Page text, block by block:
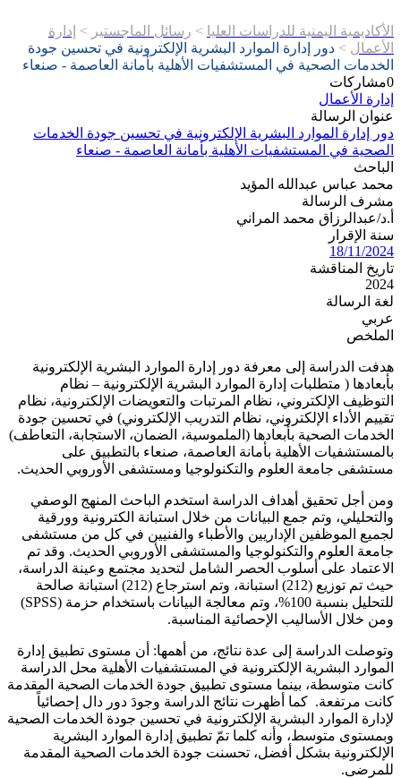
الأكاديمية اليمنية للدراسات العليا > رسائل الماجستير > إدارة
الأعمال > دور إدارة الموارد البشرية الإلكترونية في تحسين جودة
الخدمات الصحية في المستشفيات الأهلية بأمانة العاصمة - صنعاء
0مشاركات
إدارة الأعمال
عنوان الرسالة
دور إدارة الموارد البشرية الإلكترونية في تحسين جودة الخدمات
الصحية في المستشفيات الأهلية بأمانة العاصمة - صنعاء
الباحث
محمد عباس عبدالله المؤيد
مشرف الرسالة
أ.د/عبدالرزاق محمد المراني
سنة الإقرار
18/11/2024
تاريخ المناقشة
2024
لغة الرسالة
عربي
الملخص
هدفت الدراسة إلى معرفة دور إدارة الموارد البشرية الإلكترونية
بأبعادها ( متطلبات إدارة الموارد البشرية الإلكترونية – نظام
التوظيف الإلكتروني، نظام المرتبات والتعويضات الإلكترونية، نظام
تقييم الأداء الإلكتروني، نظام التدريب الإلكتروني) في تحسين جودة
الخدمات الصحية بأبعادها (الملموسية، الضمان، الاستجابة، التعاطف)
بالمستشفيات الأهلية بأمانة العاصمة، صنعاء بالتطبيق على
مستشفى جامعة العلوم والتكنولوجيا ومستشفى الأوروبي الحديث.
ومن أجل تحقيق أهداف الدراسة استخدم الباحث المنهج الوصفي
والتحليلي، وتم جمع البيانات من خلال استبانة الكترونية وورقية
لجميع الموظفين الإداريين والأطباء والفنيين في كل من مستشفى
جامعة العلوم والتكنولوجيا والمستشفى الأوروبي الحديث. وقد تم
الاعتماد على أسلوب الحصر الشامل لتحديد مجتمع وعينة الدراسة،
حيث تم توزيع (212) استبانة، وتم استرجاع (212) استبانة صالحة
للتحليل بنسبة 100%، وتم معالجة البيانات باستخدام حزمة (SPSS)
ومن خلال الأساليب الإحصائية المناسبة.
وتوصلت الدراسة إلى عدة نتائج، من أهمها: أن مستوى تطبيق إدارة
الموارد البشرية الإلكترونية في المستشفيات الأهلية محل الدراسة
كانت متوسطة، بينما مستوى تطبيق جودة الخدمات الصحية المقدمة
كانت مرتفعة. كما أظهرت نتائج الدراسة وجودَ دور دال إحصائياً
لإدارة الموارد البشرية الإلكترونية في تحسين جودة الخدمات الصحية
وبمستوى متوسط، وأنه كلما تمّ تطبيق إدارة الموارد البشرية
الإلكترونية بشكل أفضل، تحسنت جودة الخدمات الصحية المقدمة
للمرضى.